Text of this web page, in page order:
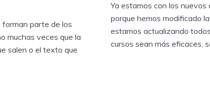
forman parte de los
muchas veces que la
salen o el texto que
Ya estamos con los nuevos
porque hemos modificado
estamos actualizando
cursos sean más eficaces,